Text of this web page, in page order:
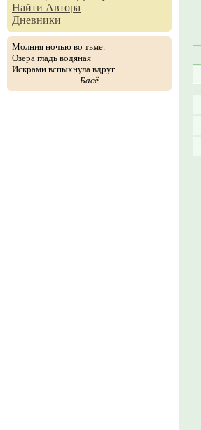
Найти Автора
Дневники
Молния ночью во тьме.
Озера гладь водяная
Искрами вспыхнула вдруг.
Басё